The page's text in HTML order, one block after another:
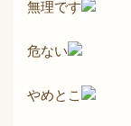
無理です
危ない
やめとこ